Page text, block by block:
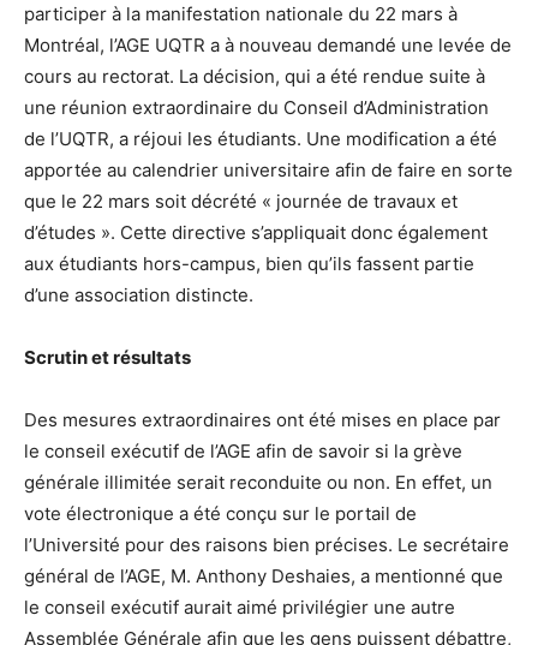
participer à la manifestation nationale du 22 mars à
Montréal, l’AGE UQTR a à nouveau demandé une levée de
cours au rectorat. La décision, qui a été rendue suite à
une réunion extraordinaire du Conseil d’Administration
de l’UQTR, a réjoui les étudiants. Une modification a été
apportée au calendrier universitaire afin de faire en sorte
que le 22 mars soit décrété « journée de travaux et
d’études ». Cette directive s’appliquait donc également
aux étudiants hors-campus, bien qu’ils fassent partie
d’une association distincte.
Scrutin et résultats
Des mesures extraordinaires ont été mises en place par
le conseil exécutif de l’AGE afin de savoir si la grève
générale illimitée serait reconduite ou non. En effet, un
vote électronique a été conçu sur le portail de
l’Université pour des raisons bien précises. Le secrétaire
général de l’AGE, M. Anthony Deshaies, a mentionné que
le conseil exécutif aurait aimé privilégier une autre
Assemblée Générale afin que les gens puissent débattre,